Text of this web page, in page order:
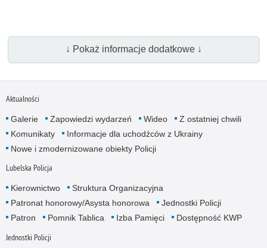
↓ Pokaż informacje dodatkowe ↓
Aktualności
Galerie Zapowiedzi wydarzeń Wideo
Z ostatniej chwili
Komunikaty
Informacje dla uchodźców z Ukrainy
Nowe i zmodernizowane obiekty Policji
Lubelska Policja
Kierownictwo
Struktura Organizacyjna
Patronat honorowy/Asysta honorowa
Jednostki Policji
Patron
Pomnik Tablica Izba Pamięci Dostępność KWP
Jednostki Policji